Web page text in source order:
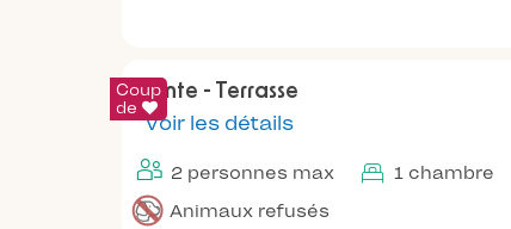
Coup
de
Tente - Terrasse
Voir les détails
2 personnes max
1 chambre
Animaux refusés